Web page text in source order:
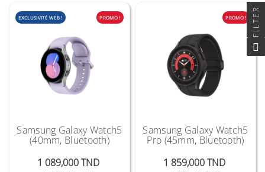
EXCLUSIVITÉ WEB ! PROMO !
Samsung Galaxy Watch5
(40mm, Bluetooth)
1 089,000 TND
PROMO !
Samsung Galaxy Watch5
Pro (45mm, Bluetooth)
1 859,000 TND
FILTER